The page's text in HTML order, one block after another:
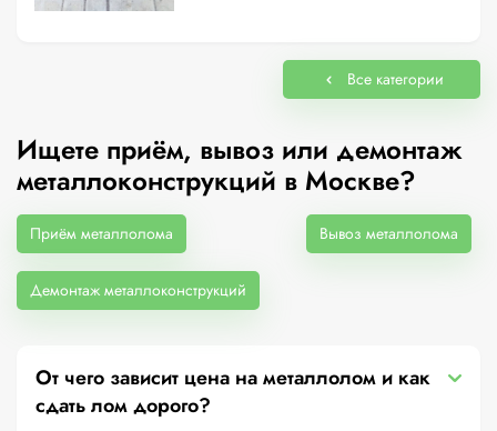
Все категории
Ищете приём, вывоз или демонтаж
металлоконструкций в Москве?
Приём металлолома Вывоз металлолома
Демонтаж металлоконструкций
От чего зависит цена на металлолом и как
сдать лом дорого?